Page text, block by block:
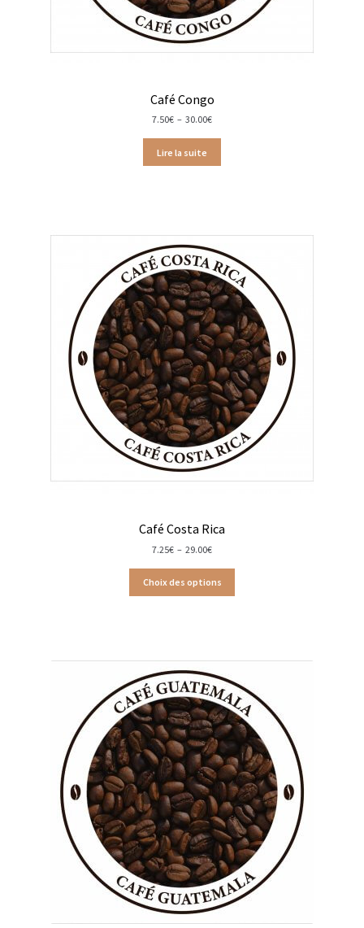
Bougies parfumées Durance
Bougies parfumées Woodwick
Diffuseurs de parfum
Savons solides et liquides
Savons liquides et recharges
Shampoings et savons solides
Trousses de toilette
Boissons alcoolisées
Bières régionales
Coffrets boissons alcoolisées
Mélanges pour cocktail
Calendriers de l’Avent
Chutneys, confits et crèmes
Coffrets à offrir
Coffrets épicés
Coffrets de gourmandises salées
Coffrets aides culinaires
Café Congo
7.50€ – 30.00€Plage
prix :
à
Lire la suite
Café Costa Rica
7.25€ – 29.00€Plage
prix :
7.25€
à
Choix des options